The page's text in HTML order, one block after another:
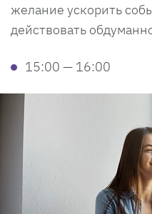
желание ускорить
действовать
15:00 — 16:00